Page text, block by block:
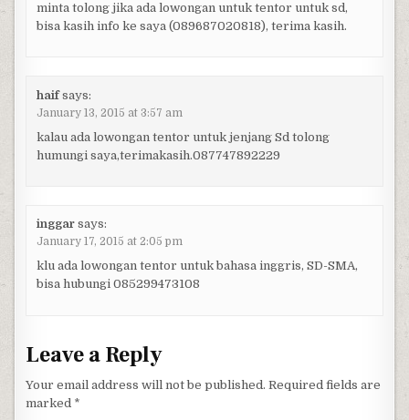
minta tolong jika ada lowongan untuk tentor untuk sd,
bisa kasih info ke saya (089687020818), terima kasih.
haif says:
January 13, 2015 at 3:57 am
kalau ada lowongan tentor untuk jenjang Sd tolong
humungi saya,terimakasih.087747892229
inggar says:
January 17, 2015 at 2:05 pm
klu ada lowongan tentor untuk bahasa inggris, SD-SMA,
bisa hubungi 085299473108
Leave a Reply
Your email address will not be published. Required fields are
marked *